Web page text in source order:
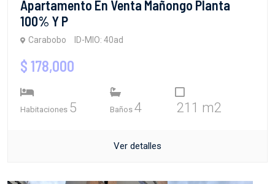
Apartamento En Venta Mañongo Planta
100% Y P
Carabobo ID-MIO: 40ad
$ 178,000
Habitaciones 5 Baños 4 211 m2
Ver detalles